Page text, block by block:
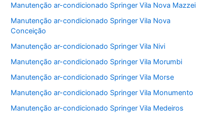
Manutenção ar-condicionado Springer Vila Nova Mazzei
Manutenção ar-condicionado Springer Vila Nova
Conceição
Manutenção ar-condicionado Springer Vila Nivi
Manutenção ar-condicionado Springer Vila Morumbi
Manutenção ar-condicionado Springer Vila Morse
Manutenção ar-condicionado Springer Vila Monumento
Manutenção ar-condicionado Springer Vila Medeiros